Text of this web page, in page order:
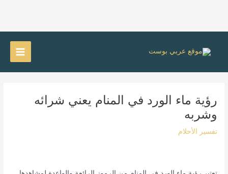
Main
رؤية ماء الورد في المنام يعني شرائه
وشربه
تفسير الأحلام